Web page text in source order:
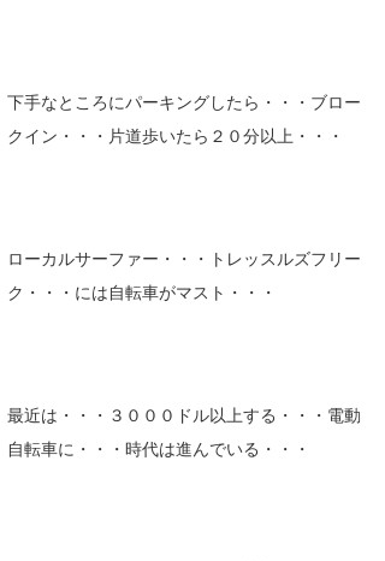
下手なところにパーキングしたら・・・ブロー
クイン・・・片道歩いたら２０分以上・・・
ローカルサーファー・・・トレッスルズフリー
ク・・・には自転車がマスト・・・
最近は・・・３０００ドル以上する・・・電動
自転車に・・・時代は進んでいる・・・